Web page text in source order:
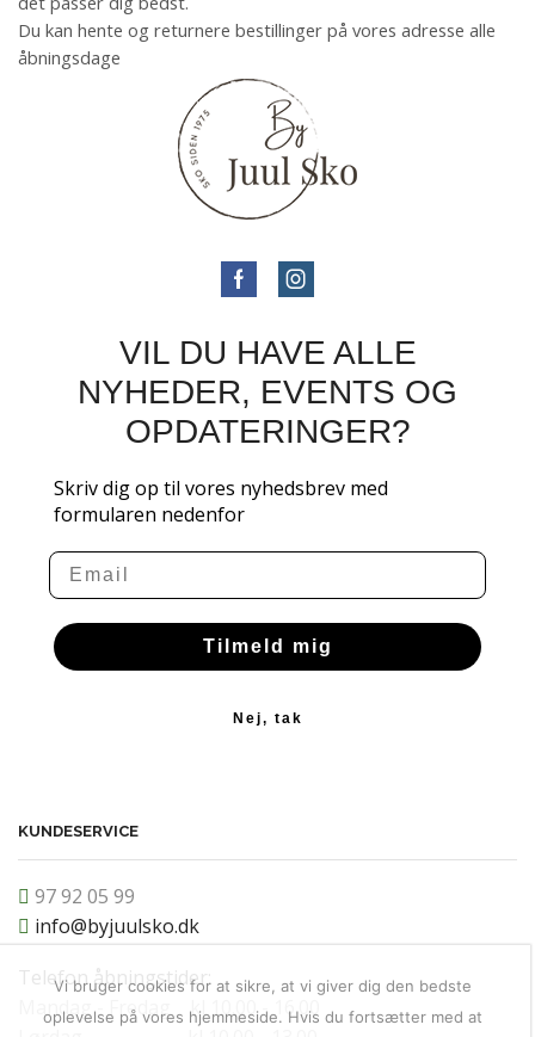
Du kan hente og returnere bestillinger på vores adresse alle
åbningsdage
VIL DU HAVE ALLE
NYHEDER, EVENTS OG
OPDATERINGER?
Skriv dig op til vores nyhedsbrev med
formularen nedenfor
Email
Tilmeld mig
Nej, tak
KUNDESERVICE
97 92 05 99
info@byjuulsko.dk
Telefon åbningstider:
Mandag - Fredag kl 10.00 - 16.00
Vi bruger cookies for at sikre, at vi giver dig den bedste
oplevelse på vores hjemmeside. Hvis du fortsætter med at